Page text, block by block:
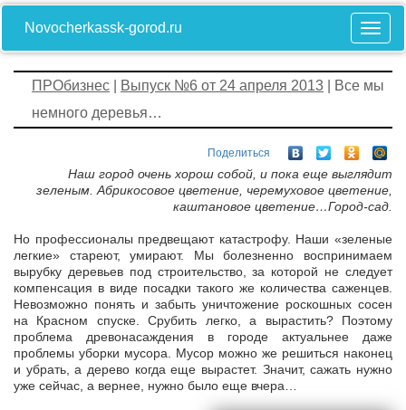
Novocherkassk-gorod.ru
ПРОбизнес Выпуск №6 от 24 апреля 2013 | Все мы
немного деревья…
Поделиться
Наш город очень хорош собой, и пока еще выглядит
зеленым. Абрикосовое цветение, черемуховое цветение,
каштановое цветение…Город-сад.
Но профессионалы предвещают катастрофу. Наши «зеленые
легкие» стареют, умирают. Мы болезненно воспринимаем
вырубку деревьев под строительство, за которой не следует
компенсация в виде посадки такого же количества саженцев.
Невозможно понять и забыть уничтожение роскошных сосен
на Красном спуске. Срубить легко, а вырастить? Поэтому
проблема древонасаждения в городе актуальнее даже
проблемы уборки мусора. Мусор можно же решиться наконец
и убрать, а дерево когда еще вырастет. Значит, сажать нужно
уже сейчас, а вернее, нужно было еще вчера…